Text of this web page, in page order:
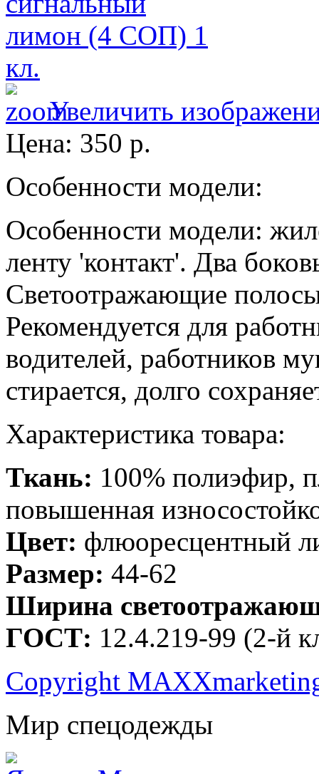
Увеличить
Цена: 350 р.
Особенности модели:
Особенности модели:
ленту 'контакт'. Два
Светоотражающие
Рекомендуется для
водителей, работников
стирается, долго
Характеристика товара:
Ткань: 100% полиэфир,
повышенная
Цвет: флюоресцентный
Размер: 44-62
Ширина
ГОСТ: 12.4.219-99 (2-й
Copyright
Мир спецодежды